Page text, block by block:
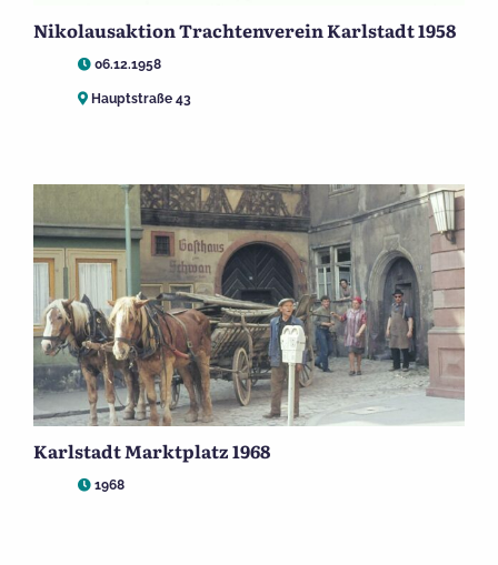
Nikolausaktion Trachtenverein Karlstadt 1958
06.12.1958
Hauptstraße 43
Karlstadt Marktplatz 1968
1968